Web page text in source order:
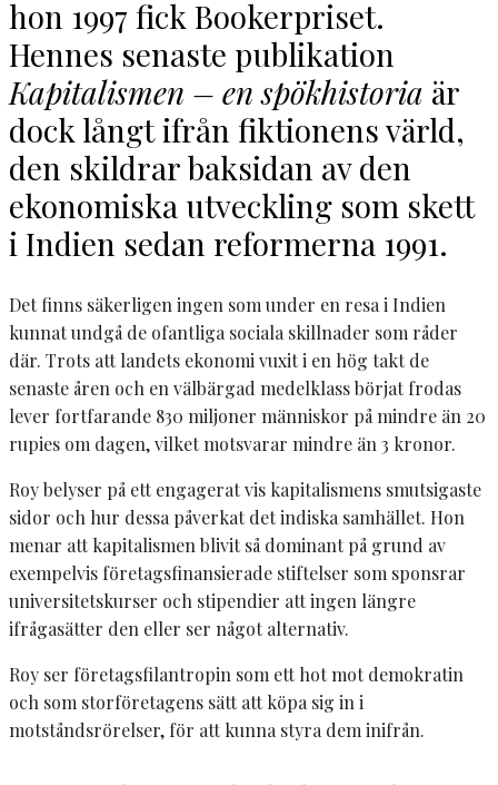
hon 1997 fick Bookerpriset.
Hennes senaste publikation
Kapitalismen – en spökhistoria är
dock långt ifrån fiktionens värld,
den skildrar baksidan av den
ekonomiska utveckling som skett
i Indien sedan reformerna 1991.
Det finns säkerligen ingen som under en resa i Indien
kunnat undgå de ofantliga sociala skillnader som råder
där. Trots att landets ekonomi vuxit i en hög takt de
senaste åren och en välbärgad medelklass börjat frodas
lever fortfarande 830 miljoner människor på mindre än 20
rupies om dagen, vilket motsvarar mindre än 3 kronor.
Roy belyser på ett engagerat vis kapitalismens smutsigaste
sidor och hur dessa påverkat det indiska samhället. Hon
menar att kapitalismen blivit så dominant på grund av
exempelvis företagsfinansierade stiftelser som sponsrar
universitetskurser och stipendier att ingen längre
ifrågasätter den eller ser något alternativ.
Roy ser företagsfilantropin som ett hot mot demokratin
och som storföretagens sätt att köpa sig in i
motståndsrörelser, för att kunna styra dem inifrån.